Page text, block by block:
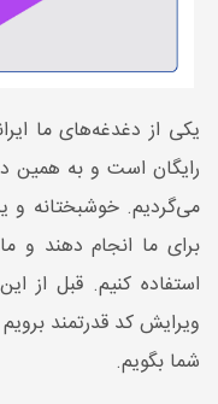
یکی از دغدغه‌های ما
رایگان است و به همین
می‌گردیم. خوشبختانه و
برای ما انجام دهند و
استفاده کنیم. قبل از
ویرایش کد قدرتمند
شما بگویم.